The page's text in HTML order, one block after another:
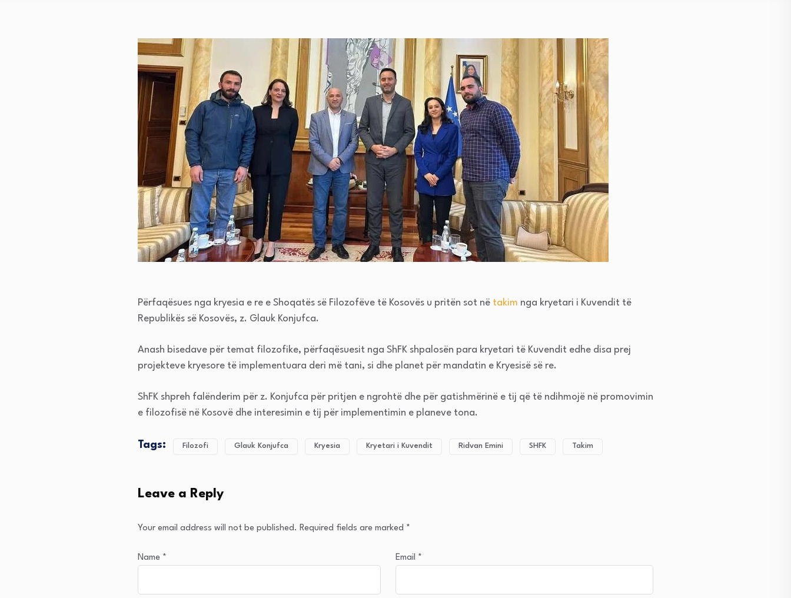
Përfaqësues nga kryesia e re e Shoqatës së Filozofëve të Kosovës u pritën sot në takim nga kryetari i Kuvendit të
Republikës së Kosovës, z. Glauk Konjufca.
Anash bisedave për temat filozofike, përfaqësuesit nga ShFK shpalosën para kryetari të Kuvendit edhe disa prej
projekteve kryesore të implementuara deri më tani, si dhe planet për mandatin e Kryesisë së re.
ShFK shpreh falënderim për z. Konjufca për pritjen e ngrohtë dhe për gatishmërinë e tij që të ndihmojë në promovimin
e filozofisë në Kosovë dhe interesimin e tij për implementimin e planeve tona.
Tags: Filozofi Glauk Konjufca Kryesia Kryetari i Kuvendit Ridvan Emini SHFK Takim
Leave a Reply
Your email address will not be published. Required fields are marked *
Name * Email *